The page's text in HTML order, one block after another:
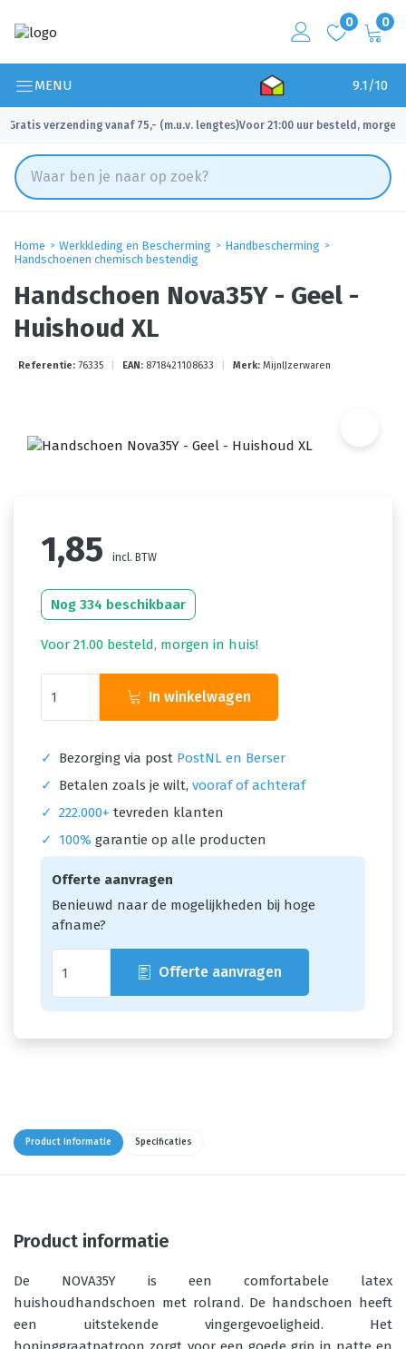
0 0
MENU 9.1/10
Gratis verzending vanaf 75,- (m.u.v. lengtes)
✓ Voor 21:00 uur besteld, morgen
Home Werkkleding en Bescherming
Handbescherming
Handschoenen chemisch bestendig
Handschoen Nova35Y - Geel -
Huishoud XL
Referentie: 76335 EAN: 8718421108633 Merk: MijnIJzerwaren
1,85 incl. BTW
Nog 334 beschikbaar
Voor 21.00 besteld, morgen in huis!
In winkelwagen
✓ Bezorging via post PostNL en Berser
✓
Betalen zoals je wilt, vooraf of achteraf
✓ 222.000+ tevreden klanten
✓
100% garantie op alle producten
Offerte aanvragen
Benieuwd naar de mogelijkheden bij hoge
afname?
Offerte aanvragen
Product informatie Specificaties
Product informatie
De NOVA35Y is een comfortabele latex
huishoudhandschoen met rolrand. De handschoen heeft
een uitstekende vingergevoeligheid. Het